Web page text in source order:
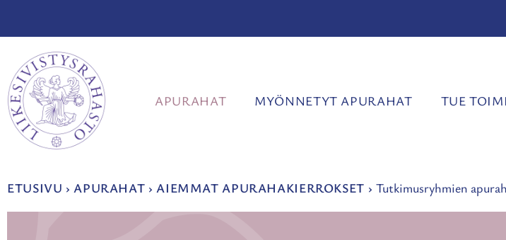
APURAHAT MYÖNNETYT APURAHAT TUE
ETUSIVU ›APURAHAT ›AIEMMAT APURAHAKIERROKSET › Tutkimusryhmien